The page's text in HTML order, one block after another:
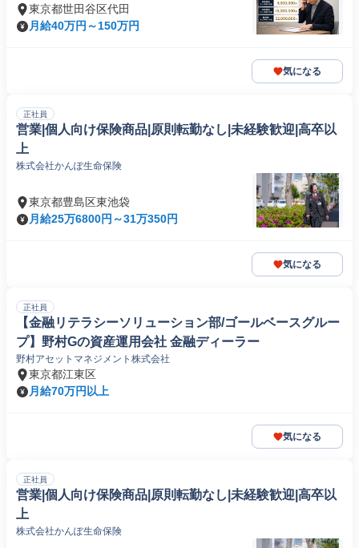
東京都世田谷区代田
月給40万円～150万円
気になる
正社員
営業|個人向け保険商品|原則転勤なし|未経験歓迎|高卒以
上
株式会社かんぽ生命保険
東京都豊島区東池袋
月給25万6800円～31万350円
気になる
正社員
【金融リテラシーソリューション部/ゴールベースグルー
プ】野村Gの資産運用会社 金融ディーラー
野村アセットマネジメント株式会社
東京都江東区
月給70万円以上
気になる
正社員
営業|個人向け保険商品|原則転勤なし|未経験歓迎|高卒以
上
株式会社かんぽ生命保険